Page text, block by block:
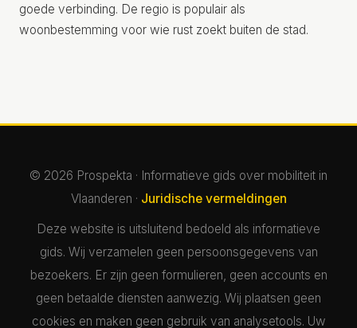
goede verbinding. De regio is populair als
woonbestemming voor wie rust zoekt buiten de stad.
© 2026 Prospekta · Informatieve gids over mobiliteit in
Vlaanderen · Juridische vermeldingen
Deze website is uitsluitend bedoeld als informatieve
gids. Wij verzamelen geen persoonsgegevens van
bezoekers. Er zijn geen formulieren, geen accounts en
geen betaalde diensten aanwezig. Wij plaatsen geen
cookies en maken geen gebruik van analysetools. Uw